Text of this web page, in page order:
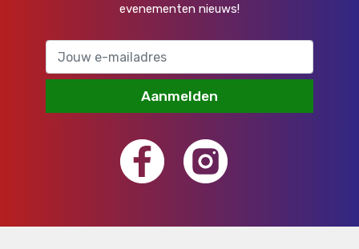
evenementen nieuws!
Aanmelden